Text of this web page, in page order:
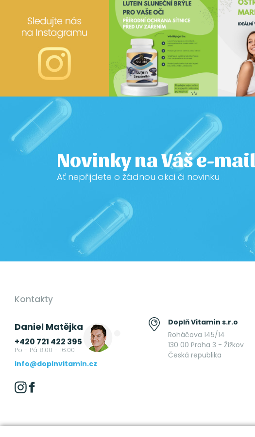
Novinky na Váš e-mail
Ať nepřijdete o žádnou akci či novinku
Kontakty
Daniel Matějka
+420 721 422 395
Po - Pá 8:00 - 16:00
info@doplnvitamin.cz
Doplň Vitamín s.r.o
Roháčova 145/14
130 00 Praha 3 - Žižkov
Česká republika